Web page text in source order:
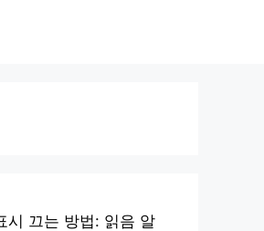
시 끄는 방법: 읽음 알